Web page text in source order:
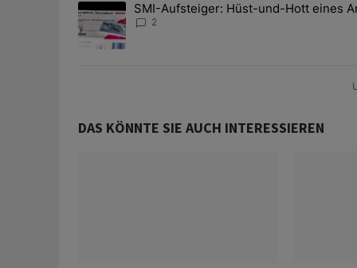
Ein Trendartikel mit dem Titel "SMI-Aufsteiger: Hüst-
SMI-Aufsteiger: Hüst-und-Hott eines
2
DAS KÖNNTE SIE AUCH INTERESSIEREN